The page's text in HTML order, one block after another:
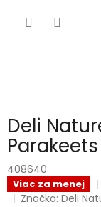
Deli
408640
Viac za menej
Značka:Deli